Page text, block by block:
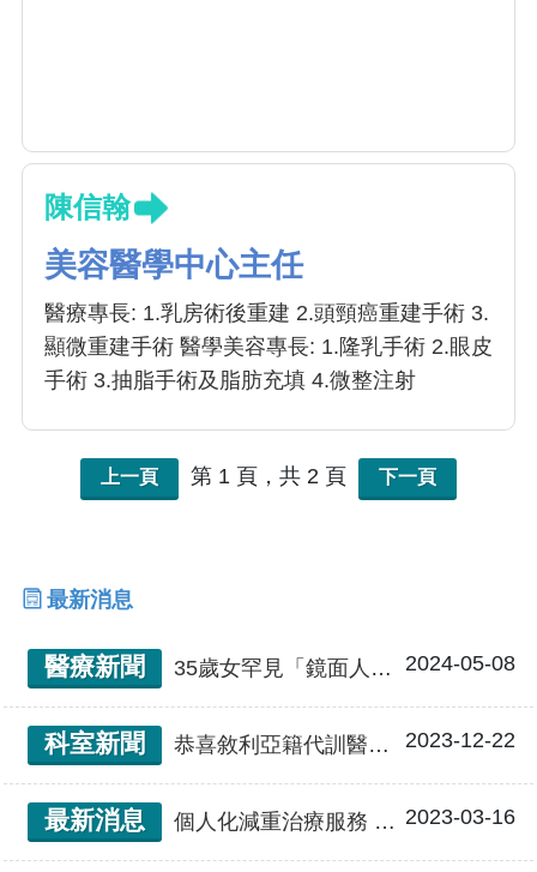
陳信翰
美容醫學中心主任
醫療專長: 1.乳房術後重建 2.頭頸癌重建手術 3.
顯微重建手術 醫學美容專長: 1.隆乳手術 2.眼皮
手術 3.抽脂手術及脂肪充填 4.微整注射
上一頁 第 1 頁，共 2 頁 下一頁
最新消息
醫療新聞 35歲女罕見「鏡面人」 重度肥胖健康問題多 中醫大附醫執行世界首例「內臟全轉位」縮胃曠腸減重手術 術後四個月 成功剷肥20公斤 2024-05-08
科室新聞 恭喜敘利亞籍代訓醫師(Fellow)-Dr. MOHAMED AL NAEB，於本中心代訓時間滿一年，順利結業! 2023-12-22
最新消息 個人化減重治療服務 治療代謝性疾病到形體雕塑一站完成！ 2023-03-16